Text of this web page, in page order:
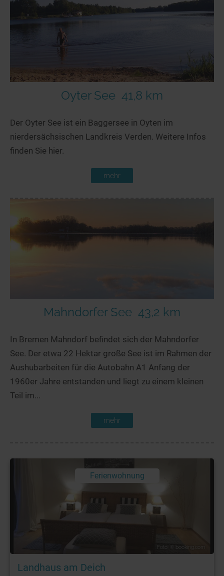
Oyter See 41,8 km
Der Oyter See ist ein Baggersee in Oyten im
nierdersächsischen Landkreis Verden. Weitere Infos
finden Sie hier.
mehr
Mahndorfer See 43,2 km
In Bremen Mahndorf befindet sich der Mahndorfer
See. Der etwa 22 Hektar große See ist im Rahmen der
Aushubarbeiten für die Autobahn A1 Anfang der
1960er Jahre entstanden und liegt zu einem kleinen
Teil im...
mehr
Ferienwohnung
Foto: © booking.com
Landhaus am Deich